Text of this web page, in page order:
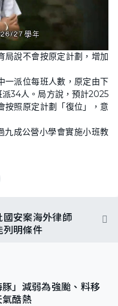
局說不會按原定計劃，增加
一派位每班人數，原定由下
34人。局方說，預計2025
按照原定計劃「復位」，意
成公營小學會實施小班教
國安案海外律師
列明條件
」減弱為強颱、料移
酷熱